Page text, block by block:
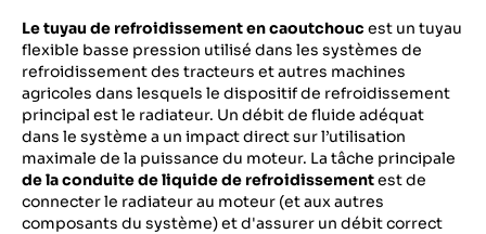
Le tuyau de refroidissement en caoutchouc est un tuyau
flexible basse pression utilisé dans les systèmes de
refroidissement des tracteurs et autres machines
agricoles dans lesquels le dispositif de refroidissement
principal est le radiateur. Un débit de fluide adéquat
dans le système a un impact direct sur l’utilisation
maximale de la puissance du moteur. La tâche principale
de la conduite de liquide de refroidissementest de
connecter le radiateur au moteur (et aux autres
composants du système) et d'assurer un débit correct